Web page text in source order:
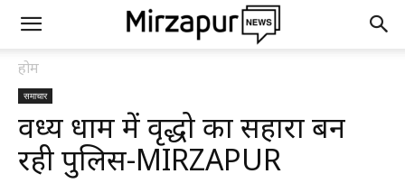
होम
समाचार
विंध्य धाम में वृद्धो का सहारा बन
रही पुलिस-MIRZAPUR